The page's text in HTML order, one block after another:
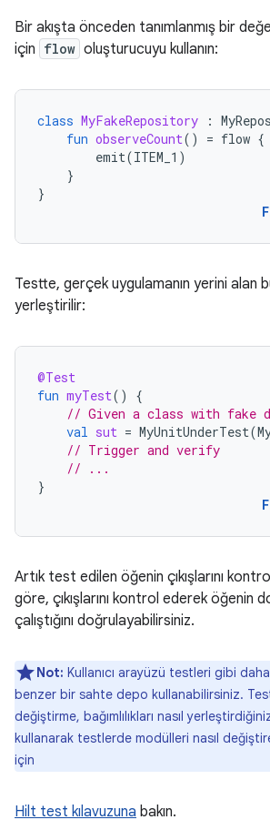
Bir akışta önceden tanımlanmış bir
için flow oluşturucuyu kullanın:
class MyFakeRepository :
fun observeCount() = flow {
emit(ITEM_1 )
}
}
Testte, gerçek uygulamanın yerini alan
yerleştirilir:
@Test
fun myTest()
{
// Given a class with fake
val sut = MyUnitUnderTest(
// Trigger and verify
// ...
}
Artık test edilen öğenin çıkışlarını
göre, çıkışlarını kontrol ederek öğenin
çalıştığını doğrulayabilirsiniz.
Not: Kullanıcı arayüzü testleri gibi
benzer bir sahte depo kullanabilirsiniz.
değiştirme, bağımlılıkları nasıl
kullanarak testlerde modülleri nasıl
için
Hilt test kılavuzuna bakın.